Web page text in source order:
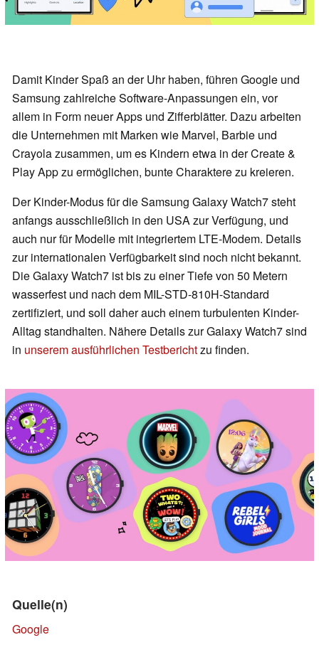
Damit Kinder Spaß an der Uhr haben, führen Google und
Samsung zahlreiche Software-Anpassungen ein, vor
allem in Form neuer Apps und Zifferblätter. Dazu arbeiten
die Unternehmen mit Marken wie Marvel, Barbie und
Crayola zusammen, um es Kindern etwa in der Create &
Play App zu ermöglichen, bunte Charaktere zu kreieren.
Der Kinder-Modus für die Samsung Galaxy Watch7 steht
anfangs ausschließlich in den USA zur Verfügung, und
auch nur für Modelle mit integriertem LTE-Modem. Details
zur internationalen Verfügbarkeit sind noch nicht bekannt.
Die Galaxy Watch7 ist bis zu einer Tiefe von 50 Metern
wasserfest und nach dem MIL-STD-810H-Standard
zertifiziert, und soll daher auch einem turbulenten Kinder-
Alltag standhalten. Nähere Details zur Galaxy Watch7 sind
in unserem ausführlichen Testberichtzu finden.
Quelle(n)
Google